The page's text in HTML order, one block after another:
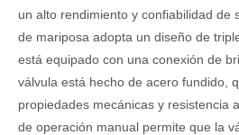
un alto rendimiento y confiabilidad de
de mariposa adopta un diseño de
está equipado con una conexión de
válvula está hecho de acero fundido,
propiedades mecánicas y resistencia
de operación manual permite que la